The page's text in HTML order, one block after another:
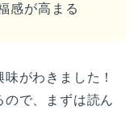
感が高まる
がわきました！
で、まずは読ん